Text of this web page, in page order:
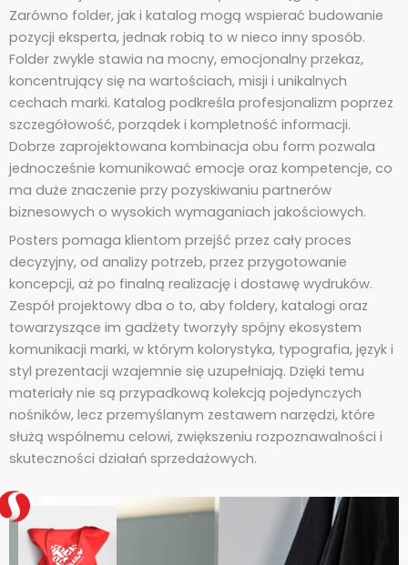
Zarówno folder, jak i katalog mogą wspierać budowanie
pozycji eksperta, jednak robią to w nieco inny sposób.
Folder zwykle stawia na mocny, emocjonalny przekaz,
koncentrujący się na wartościach, misji i unikalnych
cechach marki. Katalog podkreśla profesjonalizm poprzez
szczegółowość, porządek i kompletność informacji.
Dobrze zaprojektowana kombinacja obu form pozwala
jednocześnie komunikować emocje oraz kompetencje, co
ma duże znaczenie przy pozyskiwaniu partnerów
biznesowych o wysokich wymaganiach jakościowych.
Posters pomaga klientom przejść przez cały proces
decyzyjny, od analizy potrzeb, przez przygotowanie
koncepcji, aż po finalną realizację i dostawę wydruków.
Zespół projektowy dba o to, aby foldery, katalogi oraz
towarzyszące im gadżety tworzyły spójny ekosystem
komunikacji marki, w którym kolorystyka, typografia, język i
styl prezentacji wzajemnie się uzupełniają. Dzięki temu
materiały nie są przypadkową kolekcją pojedynczych
nośników, lecz przemyślanym zestawem narzędzi, które
służą wspólnemu celowi, zwiększeniu rozpoznawalności i
skuteczności działań sprzedażowych.